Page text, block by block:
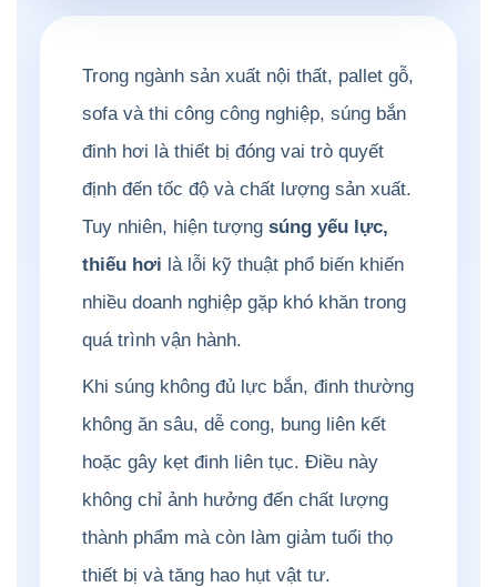
Trong ngành sản xuất nội thất, pallet gỗ,
sofa và thi công công nghiệp, súng bắn
đinh hơi là thiết bị đóng vai trò quyết
định đến tốc độ và chất lượng sản xuất.
Tuy nhiên, hiện tượng súng yếu lực,
thiếu hơi là lỗi kỹ thuật phổ biến khiến
nhiều doanh nghiệp gặp khó khăn trong
quá trình vận hành.
Khi súng không đủ lực bắn, đinh thường
không ăn sâu, dễ cong, bung liên kết
hoặc gây kẹt đinh liên tục. Điều này
không chỉ ảnh hưởng đến chất lượng
thành phẩm mà còn làm giảm tuổi thọ
thiết bị và tăng hao hụt vật tư.